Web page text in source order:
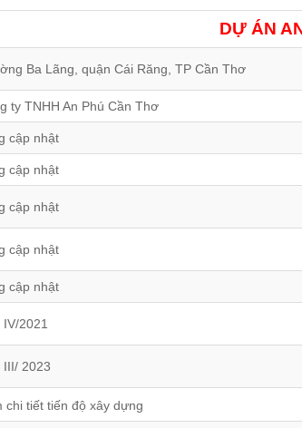
DỰ ÁN
Ba Lãng, quận Cái Răng, TP Cần Thơ
ty TNHH An Phú Cần Thơ
cập nhật
cập nhật
cập nhật
cập nhật
cập nhật
2021
III/ 2023
chi tiết tiến độ xây dựng